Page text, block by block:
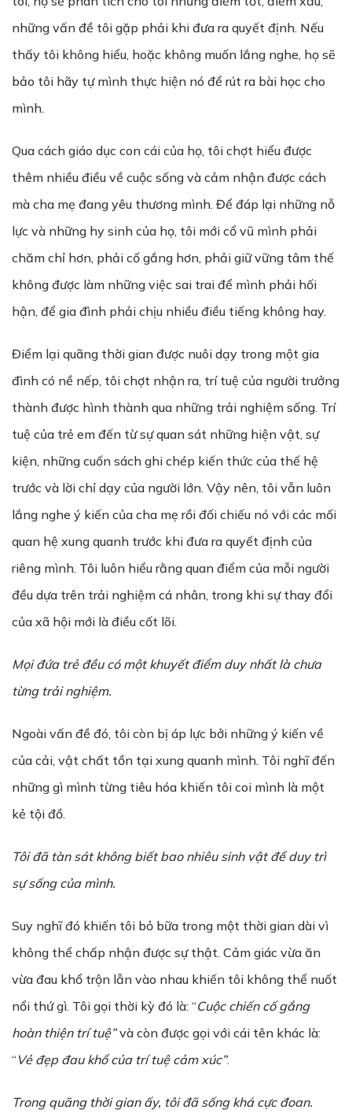
những vấn đề tôi gặp phải khi đưa ra quyết định. Nếu
thấy tôi không hiểu, hoặc không muốn lắng nghe, họ sẽ
bảo tôi hãy tự mình thực hiện nó để rút ra bài học cho
mình.
Qua cách giáo dục con cái của họ, tôi chợt hiểu được
thêm nhiều điều về cuộc sống và cảm nhận được cách
mà cha mẹ đang yêu thương mình. Để đáp lại những nỗ
lực và những hy sinh của họ, tôi mới cổ vũ mình phải
chăm chỉ hơn, phải cố gắng hơn, phải giữ vững tâm thế
không được làm những việc sai trai để mình phải hối
hận, để gia đình phải chịu nhiều điều tiếng không hay.
Điểm lại quãng thời gian được nuôi dạy trong một gia
đình có nề nếp, tôi chợt nhận ra, trí tuệ của người trưởng
thành được hình thành qua những trải nghiệm sống. Trí
tuệ của trẻ em đến từ sự quan sát những hiện vật, sự
kiện, những cuốn sách ghi chép kiến thức của thế hệ
trước và lời chỉ dạy của người lớn. Vậy nên, tôi vẫn luôn
lắng nghe ý kiến của cha mẹ rồi đối chiếu nó với các mối
quan hệ xung quanh trước khi đưa ra quyết định của
riêng mình. Tôi luôn hiểu rằng quan điểm của mỗi người
đều dựa trên trải nghiệm cá nhân, trong khi sự thay đổi
của xã hội mới là điều cốt lõi.
Mọi đứa trẻ đều có một khuyết điểm duy nhất là chưa
từng trải nghiệm.
Ngoài vấn đề đó, tôi còn bị áp lực bởi những ý kiến về
của cải, vật chất tồn tại xung quanh mình. Tôi nghĩ đến
những gì mình từng tiêu hóa khiến tôi coi mình là một
kẻ tội đồ.
Tôi đã tàn sát không biết bao nhiêu sinh vật để duy trì
sự sống của mình.
Suy nghĩ đó khiến tôi bỏ bữa trong một thời gian dài vì
không thể chấp nhận được sự thật. Cảm giác vừa ăn
vừa đau khổ trộn lẫn vào nhau khiến tôi không thể nuốt
nổi thứ gì. Tôi gọi thời kỳ đó là: “Cuộc chiến cố gắng
hoàn thiện trí tuệ”và còn được gọi với cái tên khác là:
“Vẻ đẹp đau khổ của trí tuệ cảm xúc”.
Trong quãng thời gian ấy, tôi đã sống khá cực đoan.